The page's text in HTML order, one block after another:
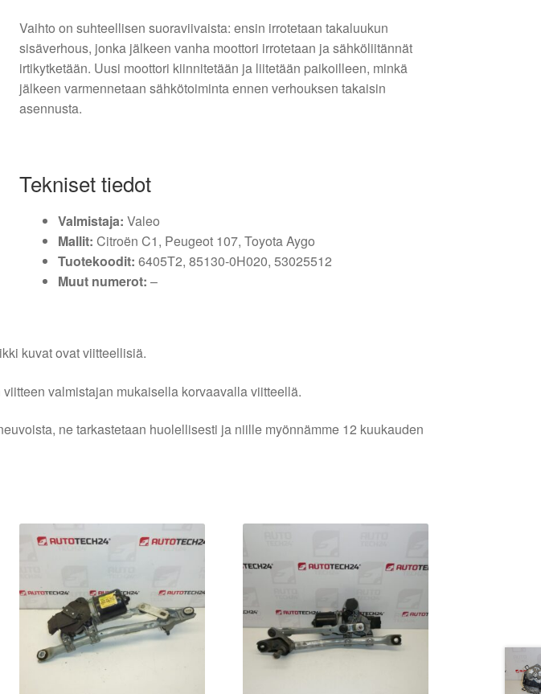
Vaihto on suhteellisen suoraviivaista: ensin irrotetaan takaluukun
sisäverhous, jonka jälkeen vanha moottori irrotetaan ja sähköliitännät
irtikytketään. Uusi moottori kiinnitetään ja liitetään paikoilleen, minkä
jälkeen varmennetaan sähkötoiminta ennen verhouksen takaisin
asennusta.
Tekniset tiedot
Valmistaja: Valeo
Mallit: Citroën C1, Peugeot 107, Toyota Aygo
Tuotekoodit: 6405T2, 85130-0H020, 53025512
Muut numerot: –
kuvat ovat viitteellisiä.
valmistajan mukaisella korvaavalla viitteellä.
ne tarkastetaan huolellisesti ja niille myönnämme 12 kuukauden